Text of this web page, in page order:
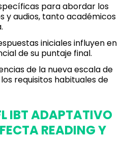
para abordar los
y audios, tanto académicos
iniciales influyen en
de su puntaje final.
de la nueva escala de
requisitos habituales de
IBT ADAPTATIVO
READING Y